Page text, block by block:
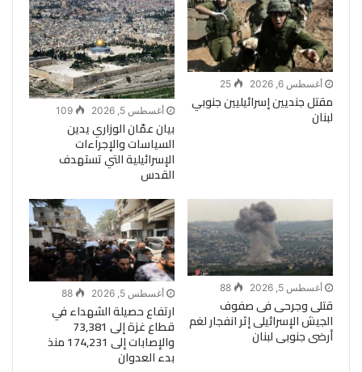
أغسطس 6, 2026 25
مقتل جنديين إسرائيليين جنوبي
لبنان أغسطس 5, 2026 109
بيان عمّان الوزاري يدين
السياسات والإجراءات
الإسرائيلية التي تستهدف
القدس
أغسطس 5, 2026 88
قتلى وجرحى فى صفوف
الجيش الإسرائيلى إثر انفجار لغم
أرضى جنوبى لبنان
أغسطس 5, 2026 88
ارتفاع حصيلة الشهداء في
قطاع غزة إلى 73,381
والإصابات إلى 174,231 منذ
بدء العدوان